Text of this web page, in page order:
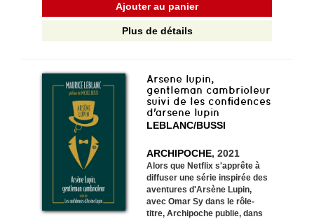
Ajouter au panier
Plus de détails
Arsene lupin,
gentleman cambrioleur
suivi de les confidences
d'arsene lupin
LEBLANC/BUSSI
ARCHIPOCHE, 2021
Alors que Netflix s'apprête à
diffuser une série inspirée des
aventures d'Arsène Lupin,
avec Omar Sy dans le rôle-
titre, Archipoche publie, dans